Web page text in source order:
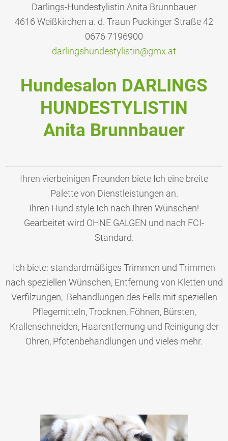
Darlings-Hundestylistin Anita Brunnbauer
4616 Weißkirchen a. d. Traun Puckinger Straße 42
0676 7196900
darlingshundesty listin@gmx.at
Hundesalon DARLINGS
HUNDESTYLISTIN
Anita Brunnbauer
Ihren vierbeinigen Freunden biete Ich eine breite
Palette von Dienstleistungen an.
Ihren Hund style Ich nach Ihren Wünschen!
Gearbeitet wird OHNE GALGEN und nach FCI-
Standard.
Ich biete: standardmäßiges Trimmen und Trimmen
nach speziellen Wünschen, Entfernung von Kletten und
Verfilzungen, Behandlungen des Fells mit speziellen
Pflegemitteln, Trocknen, Föhnen, Bürsten,
Krallenschneiden, Haarentfernung und Reinigung der
Ohren, Pfotenbehandlungen und vieles mehr.